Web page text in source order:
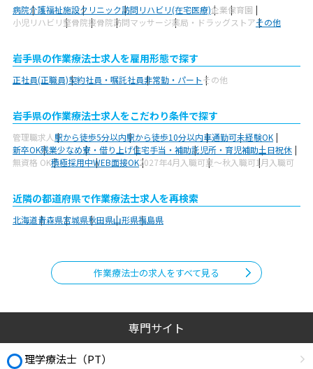
病院介護福祉施設クリニック訪問リハビリ(在宅医療)企業保育園
小児リハビリ整骨院接骨院訪問マッサージ薬局・ドラッグストアその他
岩手県の作業療法士求人を雇用形態で探す
正社員(正職員)契約社員・嘱託社員非常勤・パートその他
岩手県の作業療法士求人をこだわり条件で探す
管理職求人駅から徒歩5分以内駅から徒歩10分以内車通勤可未経験OK
新卒OK残業少なめ寮・借り上げ住宅手当・補助託児所・育児補助土日祝休
無資格 OK積極採用中WEB面接OK2027年4月入職可夏～秋入職可1月入職可
近隣の都道府県で作業療法士求人を再検索
北海道青森県宮城県秋田県山形県福島県
作業療法士の求人をすべて見る
専門サイト
理学療法士（PT）